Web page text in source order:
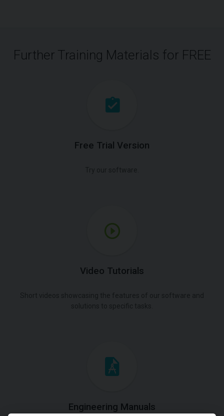
Further Training Materials for FREE
Free Trial Version
Video Tutorials
Engineering Manuals